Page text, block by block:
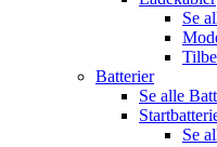
Se
Batterier
Se alle
Se